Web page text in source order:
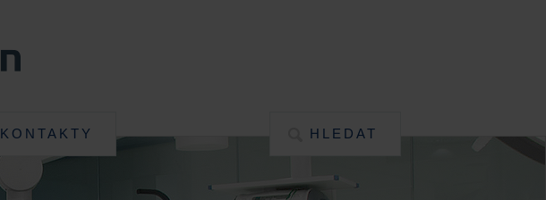
KONTAKTY HLEDAT